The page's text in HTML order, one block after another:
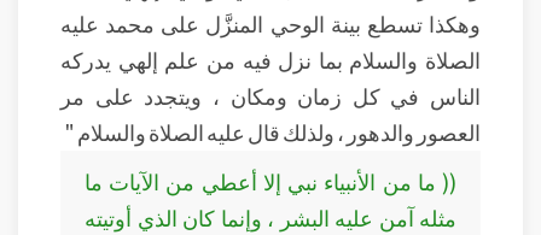
وهكذا تسطع بينة الوحي المنزَّل على محمد عليه
الصلاة والسلام بما نزل فيه من علم إلهي يدركه
الناس في كل زمان ومكان ، ويتجدد على مر
العصور والدهور ، ولذلك قال عليه الصلاة والسلام "
(( ما من الأنبياء نبي إلا أعطي من الآيات ما
مثله آمن عليه البشر ، وإنما كان الذي أوتيته